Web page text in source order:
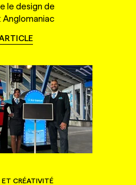
le design de
Anglomaniac
CRÉATIVITÉ